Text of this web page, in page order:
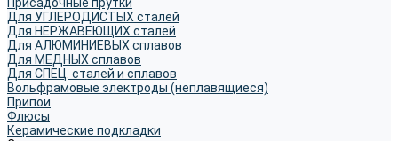
Для УГЛЕРОДИСТЫХ сталей
Для НЕРЖАВЕЮЩИХ сталей
Для АЛЮМИНИЕВЫХ сплавов
Для МЕДНЫХ сплавов
Для СПЕЦ. сталей и сплавов
Вольфрамовые электроды (неплавящиеся)
Припои
Флюсы
Керамические подкладки